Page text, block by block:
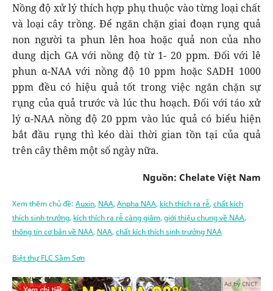
Nồng độ xử lý thích hợp phụ thuộc vào từng loại chất
và loại cây trồng. Ðể ngăn chặn giai đoạn rụng quả
non người ta phun lên hoa hoặc quả non của nho
dung dịch GA với nồng độ từ 1- 20 ppm. Ðối với lê
phun α-NAA với nồng độ 10 ppm hoặc SADH 1000
ppm đều có hiệu quả tốt trong việc ngăn chặn sự
rụng của quả trước và lúc thu hoạch. Ðối với táo xử
lý α-NAA nồng độ 20 ppm vào lúc quả có biểu hiện
bắt đầu rụng thì kéo dài thời gian tồn tại của quả
trên cây thêm một số ngày nữa.
Nguồn: Chelate Việt Nam
Xem thêm chủ đề: Auxin, NAA, Anpha NAA, kích thích ra rễ, chất kích
thích sinh trưởng, kích thích ra rễ càng giâm, giới thiệu chung về NAA,
thông tin cơ bản về NAA, NAA, chất kích thích sinh trưởng NAA
Biệt thự FLC Sầm Sơn
Ad by CNCT